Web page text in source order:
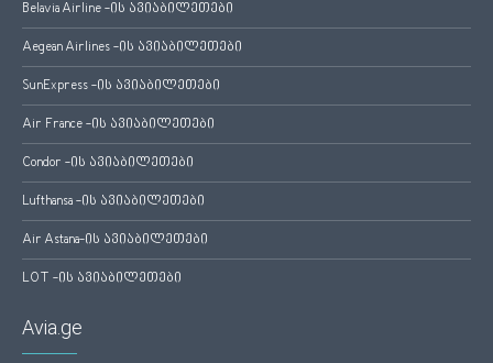
Belavia Airline -ის ავიაბილეთები
Aegean Airlines -ის ავიაბილეთები
SunExpress -ის ავიაბილეთები
Air France -ის ავიაბილეთები
Condor -ის ავიაბილეთები
Lufthansa -ის ავიაბილეთები
Air Astana-ის ავიაბილეთები
LOT -ის ავიაბილეთები
Avia.ge